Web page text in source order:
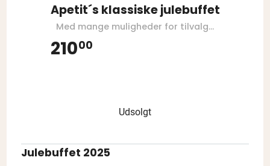
Apetit´s klassiske julebuffet
Med mange muligheder for tilvalg...
21000
Udsolgt
Julebuffet 2025